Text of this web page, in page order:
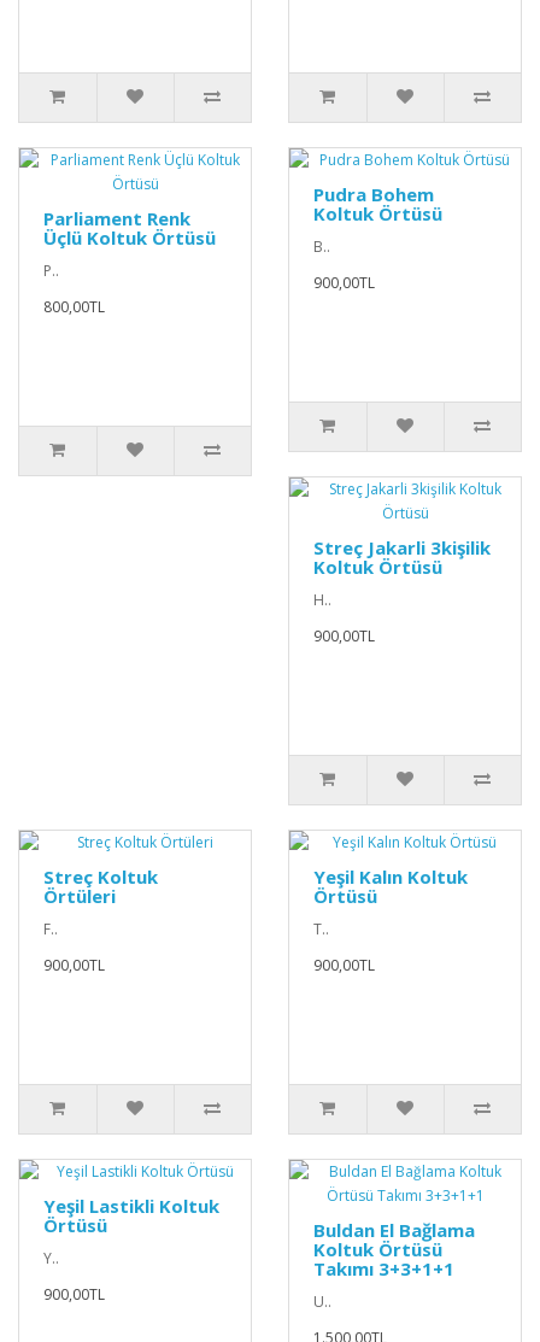
Parliament Renk
Üçlü Koltuk Örtüsü
P..
800,00TL
Pudra Bohem
Koltuk Örtüsü
B..
900,00TL
Streç Jakarli 3kişilik
Koltuk Örtüsü
H..
900,00TL
Streç Koltuk
Örtüleri
F..
900,00TL
Yeşil Kalın Koltuk
Örtüsü
T..
900,00TL
Yeşil Lastikli Koltuk
Örtüsü
Y..
900,00TL
Buldan El Bağlama
Koltuk Örtüsü
Takımı 3+3+1+1
U..
1.500,00TL